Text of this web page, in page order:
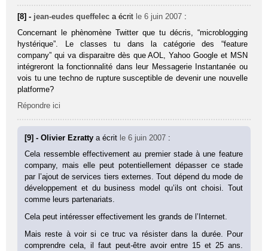
[8] - jean-eudes queffelec a écrit le 6 juin 2007 :
Concernant le phènomène Twitter que tu décris, “microblogging
hystérique”. Le classes tu dans la catégorie des “feature
company” qui va disparaitre dès que AOL, Yahoo Google et MSN
intégreront la fonctionnalité dans leur Messagerie Instantanée ou
vois tu une techno de rupture susceptible de devenir une nouvelle
platforme?
Répondre ici
[9] - Olivier Ezrattya écrit le 6 juin 2007 :
Cela ressemble effectivement au premier stade à une feature
company, mais elle peut potentiellement dépasser ce stade
par l’ajout de services tiers externes. Tout dépend du mode de
développement et du business model qu’ils ont choisi. Tout
comme leurs partenariats.
Cela peut intéresser effectivement les grands de l’Internet.
Mais reste à voir si ce truc va résister dans la durée. Pour
comprendre cela, il faut peut-être avoir entre 15 et 25 ans.